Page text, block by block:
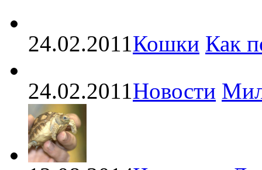
24.02.2011Кошки Как
24.02.2011Новости